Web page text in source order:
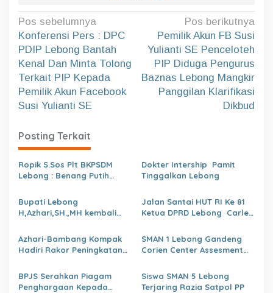
N
a
v
i
g
a
i
p
o
Pos sebelumnya
Konferensi Pers : DPC
PDIP Lebong Bantah
Kenal Dan Minta Tolong
Terkait PIP Kepada
Pemilik Akun Facebook
Susi Yulianti SE
Pos berikutnya
Pemilik Akun FB Susi
Yulianti SE Penceloteh
PIP Diduga Pengurus
Baznas Lebong Mangkir
Panggilan Klarifikasi
Dikbud
Posting Terkait
Ropik S.Sos Plt BKPSDM
Lebong : Benang Putih
dan Isu Buruk Pelayanan
BKPSDM
Dokter Intership Pamit
Tinggalkan Lebong
Bupati Lebong
H,Azhari,SH.,MH kembali
Jalan Santai HUT RI Ke 81
Ketua DPRD Lebong Carles
Israwati Makmur SM
Azhari-Bambang Kompak
Hadiri Rakor Peningkatan
kabupaten Lebong Tahun
2026
SMAN 1 Lebong Gandeng
Corien Center Assesment
Baru
BPJS Serahkan Piagam
Penghargaan Kepada
Siswa SMAN 5 Lebong
Terjaring Razia Satpol PP